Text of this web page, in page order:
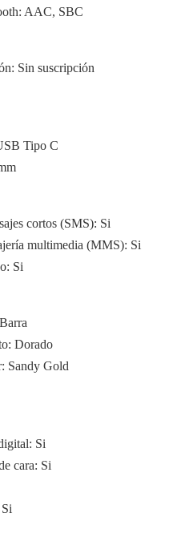
AAC, SBC
Sin suscripción
Tipo C
cortos (SMS): Si
multimedia (MMS): Si
Si
Dorado
Sandy Gold
Si
cara: Si